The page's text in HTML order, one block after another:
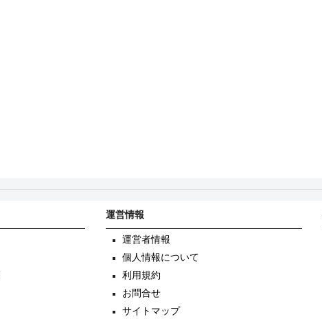
運営情報
運営者情報
個人情報について
利用規約
お問合せ
サイトマップ